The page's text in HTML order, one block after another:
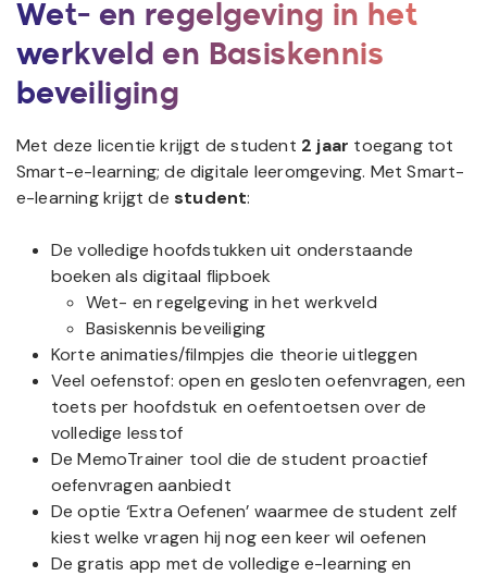
Wet- en regelgeving in het
werkveld en Basiskennis
beveiliging
Met deze licentie krijgt de student 2 jaar toegang tot
Smart-e-learning; de digitale leeromgeving. Met Smart-
e-learning krijgt de student:
De volledige hoofdstukken uit onderstaande
boeken als digitaal flipboek
Wet- en regelgeving in het werkveld
Basiskennis beveiliging
Korte animaties/filmpjes die theorie uitleggen
Veel oefenstof: open en gesloten oefenvragen, een
toets per hoofdstuk en oefentoetsen over de
volledige lesstof
De MemoTrainer tool die de student proactief
oefenvragen aanbiedt
De optie ‘Extra Oefenen’ waarmee de student zelf
kiest welke vragen hij nog een keer wil oefenen
De gratis app met de volledige e-learning en